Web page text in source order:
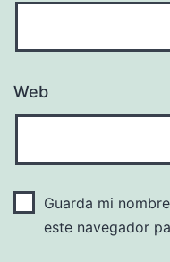
Web
Guarda mi
este navegador